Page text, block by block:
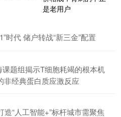
时代 储户转战“新三金”配置
题组揭示T细胞耗竭的根本机
非经典蛋白质应激反应
“人工智能+”标杆城市需聚焦